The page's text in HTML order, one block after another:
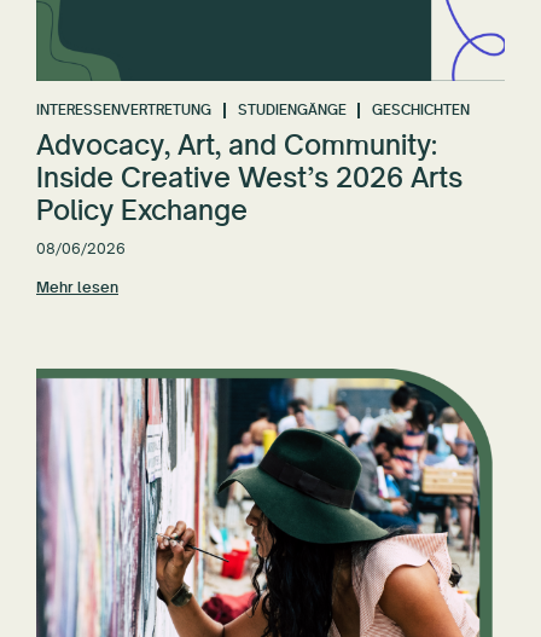
INTERESSENVERTRETUNG STUDIENGÄNGE GESCHICHTEN
Advocacy, Art, and Community:
Inside Creative West’s 2026 Arts
Policy Exchange
08/06/2026
Mehr lesen